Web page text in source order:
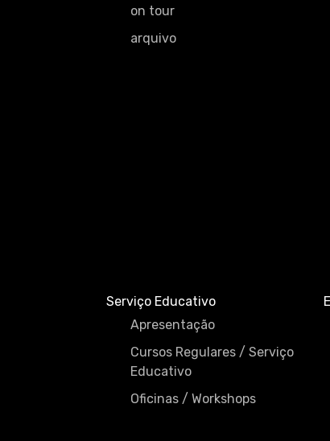
on tour
arquivo
Serviço Educativo
Apresentação
Cursos Regulares / Serviço
Educativo
Oficinas / Workshops